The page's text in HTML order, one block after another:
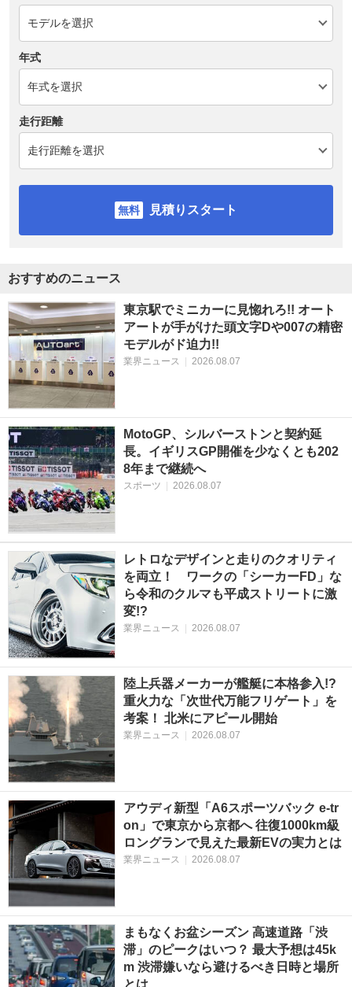
年式
走行距離
見積りスタート
おすすめのニュース
東京駅でミニカーに見惚れろ!! オート
アートが手がけた頭文字Dや007の精密
モデルがド迫力!!
業界ニュース 2026.08.07
MotoGP、シルバーストンと契約延
長。イギリスGP開催を少なくとも202
8年まで継続へ
スポーツ 2026.08.07
レトロなデザインと走りのクオリティ
を両立！ ワークの「シーカーFD」な
ら令和のクルマも平成ストリートに激
変!?
業界ニュース 2026.08.07
陸上兵器メーカーが艦艇に本格参入!?
重火力な「次世代万能フリゲート」を
考案！ 北米にアピール開始
業界ニュース 2026.08.07
アウディ新型「A6スポーツバック e-tr
on」で東京から京都へ 往復1000km級
ロングランで見えた最新EVの実力とは
業界ニュース | 2026.08.07
まもなくお盆シーズン 高速道路「渋
滞」のピークはいつ？ 最大予想は45k
m 渋滞嫌いなら避けるべき日時と場所
とは